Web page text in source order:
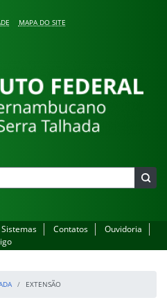
MAPA DO SITE
Talhada
Contatos
Ouvidoria
EXTENSÃO